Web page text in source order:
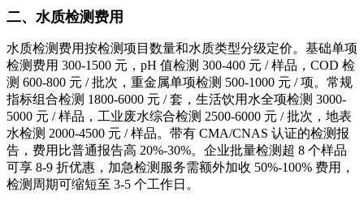
二、水质检测费用
水质检测费用按检测项目数量和水质类型分级定价。基础单项
检测费用 300-1500 元，pH 值检测 300-400 元 / 样品，COD 检
测 600-800 元 / 批次，重金属单项检测 500-1000 元 / 项。常规
指标组合检测 1800-6000 元 / 套，生活饮用水全项检测 3000-
5000 元 / 样品，工业废水综合检测 2500-6000 元 / 批次，地表
水检测 2000-4500 元 / 样品。带有 CMA/CNAS 认证的检测报
告，费用比普通报告高 20%-30%。企业批量检测超 8 个样品
可享 8-9 折优惠，加急检测服务需额外加收 50%-100% 费用，
检测周期可缩短至 3-5 个工作日。